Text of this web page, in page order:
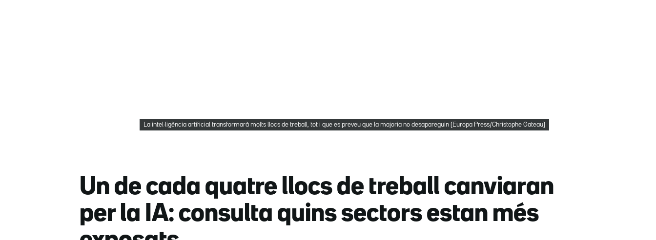
La intel·ligència artificial transformarà molts llocs de treball, tot i que es preveu que la majoria no desapareguin (Europa Press/Christophe Gateau)
Un de cada quatre llocs de treball canviaran
per la IA: consulta quins sectors estan més